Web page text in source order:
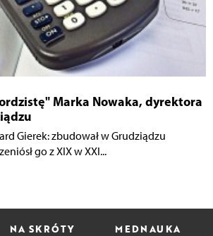
Marka Nowaka, dyrektora
Gierek: zbudował w Grudziądzu
go z XIX w XXI...
NA SKRÓTY MEDNAUKA